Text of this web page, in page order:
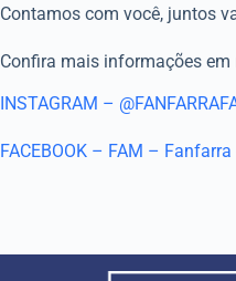
Contamos com você, juntos
Confira mais informações em
INSTAGRAM –
FACEBOOK – FAM –